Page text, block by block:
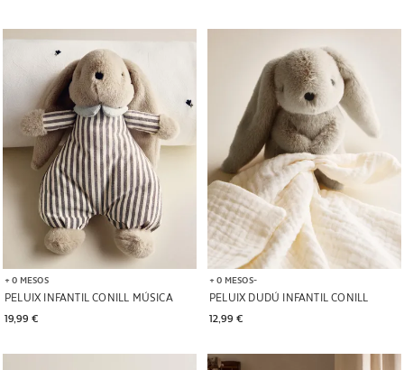
+ 0 MESOS
PELUIX INFANTIL CONILL MÚSICA
19,99 €
Imatge canviada a 1 de 5
+ 0 MESOS
PELUIX DUDÚ INFANTIL CONILL
12,99 €
Imatge canviada a 1 de 5
Imatge canviada a 1 de 5 Imatge canviada a 1 de 5